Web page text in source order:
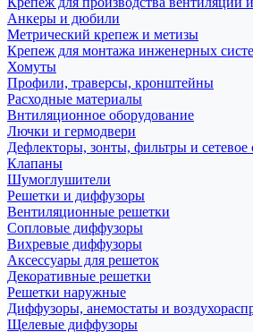
Анкеры и дюбили
Метрический крепеж и метизы
Крепеж для монтажа инженерных
Хомуты
Профили, траверсы, кронштейны
Расходные материалы
Внтиляционное оборудование
Лючки и гермодвери
Дефлекторы, зонты, фильтры и сетевое
Клапаны
Шумоглушители
Решетки и диффузоры
Вентиляционные решетки
Сопловые диффузоры
Вихревые диффузоры
Аксессуары для решеток
Декоративные решетки
Решетки наружные
Диффузоры, анемостаты и
Щелевые диффузоры